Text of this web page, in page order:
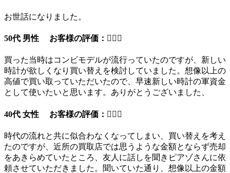
お世話になりました。
50代 男性 お客様の評価：
買った当時はコンビモデルが流行っていたのですが、新しい
時計が欲しくなり買い替えを検討していました。想像以上の
高値で買い取っていただいたので、早速新しい時計の軍資金
として使いたいと思います。ありがとうございました、
40代 女性 お客様の評価：
時代の流れと共に似合わなくなってしまい、買い替えを考え
たのですが、近所の買取店では思うような金額とならず売却
をあきらめていたところ、友人に話しを聞きピアゾさんに依
頼させていただきました。聞いていた通り、想像以上の金額